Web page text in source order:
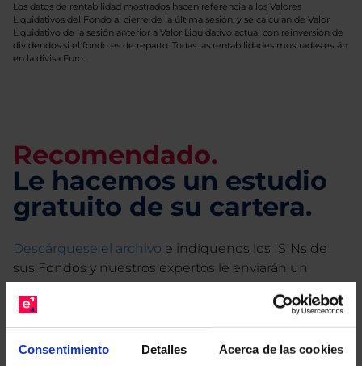
Consentimiento Detalles Acerca de las cookies
Los datos de rentabilidad mostrados hacen referencia a los Valores
Liquidativos del Fondo al cierre de la última sesión, y se calculan de Valor
Liquidativo de la sesión anterior a Valor Liquidativo actual con reinversión de
dividendos si el fondo es de reparto. Todas las rentabilidades mostradas están
en la divisa Euro.
Recomendado.
Le hacemos un estudio
gratuito de su cartera.
Descárguese el archivo e indíquenos los ISINs de
sus Fondos y nuestros expertos le enviarán un
estudio gratuito de sus alternativas de Clases
Limpias con las que podrá ahorrar en sus costes.